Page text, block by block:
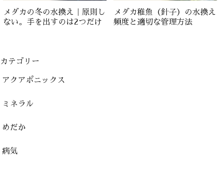
メダカの冬の水換え｜原則し
ない。手を出すのは2つだけ
メダカ稚魚（針子）の水換え
頻度と適切な管理方法
カテゴリー
アクアポニックス
ミネラル
めだか
病気